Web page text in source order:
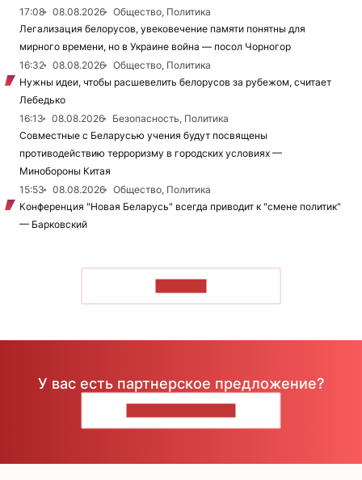
17:08
08.08.2026
Общество, Политика
Легализация белорусов, увековечение памяти понятны для
мирного времени, но в Украине война — посол Чорногор
16:32
08.08.2026
Общество, Политика
Нужны идеи, чтобы расшевелить белорусов за рубежом, считает
Лебедько
16:13
08.08.2026
Безопасность, Политика
Совместные с Беларусью учения будут посвящены
противодействию терроризму в городских условиях —
Минобороны Китая
15:53
08.08.2026
Общество, Политика
Конференция "Новая Беларусь" всегда приводит к "смене политик"
— Барковский
У вас есть партнерское предложение?